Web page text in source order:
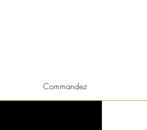
Commandez